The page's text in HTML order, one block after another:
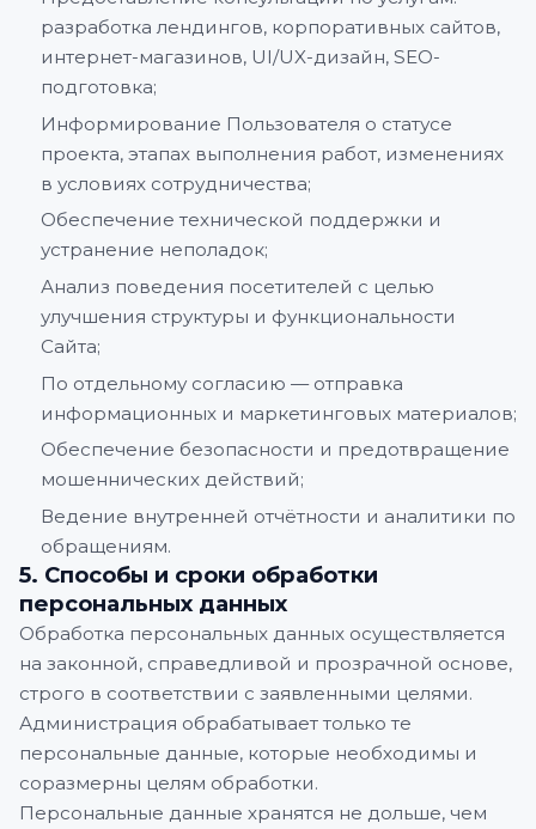
разработка лендингов, корпоративных сайтов,
интернет-магазинов, UI/UX-дизайн, SEO-
подготовка;
Информирование Пользователя о статусе
проекта, этапах выполнения работ, изменениях
в условиях сотрудничества;
Обеспечение технической поддержки и
устранение неполадок;
Анализ поведения посетителей с целью
улучшения структуры и функциональности
Сайта;
По отдельному согласию — отправка
информационных и маркетинговых материалов;
Обеспечение безопасности и предотвращение
мошеннических действий;
Ведение внутренней отчётности и аналитики по
обращениям.
5. Способы и сроки обработки
персональных данных
Обработка персональных данных осуществляется
на законной, справедливой и прозрачной основе,
строго в соответствии с заявленными целями.
Администрация обрабатывает только те
персональные данные, которые необходимы и
соразмерны целям обработки.
Персональные данные хранятся не дольше, чем